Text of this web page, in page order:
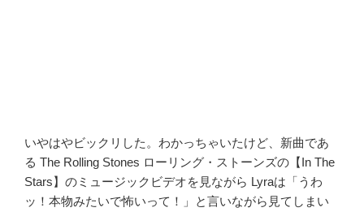
いやはやビックリした。わかっちゃいたけど、新曲であ
る The Rolling Stones ローリング・ストーンズの【In The
Stars】のミュージックビデオを見ながら Lyraは「うわ
ッ！本物みたいで怖いって！」と言いながら見てしまい